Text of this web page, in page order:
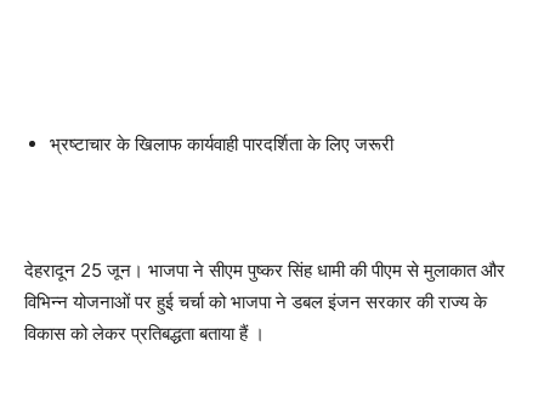
भ्रष्टाचार के खिलाफ कार्यवाही पारदर्शिता के लिए जरूरी
देहरादून 25 जून। भाजपा ने सीएम पुष्कर सिंह धामी की पीएम से मुलाकात और
विभिन्न योजनाओं पर हुई चर्चा को भाजपा ने डबल इंजन सरकार की राज्य के
विकास को लेकर प्रतिबद्धता बताया हैं ।